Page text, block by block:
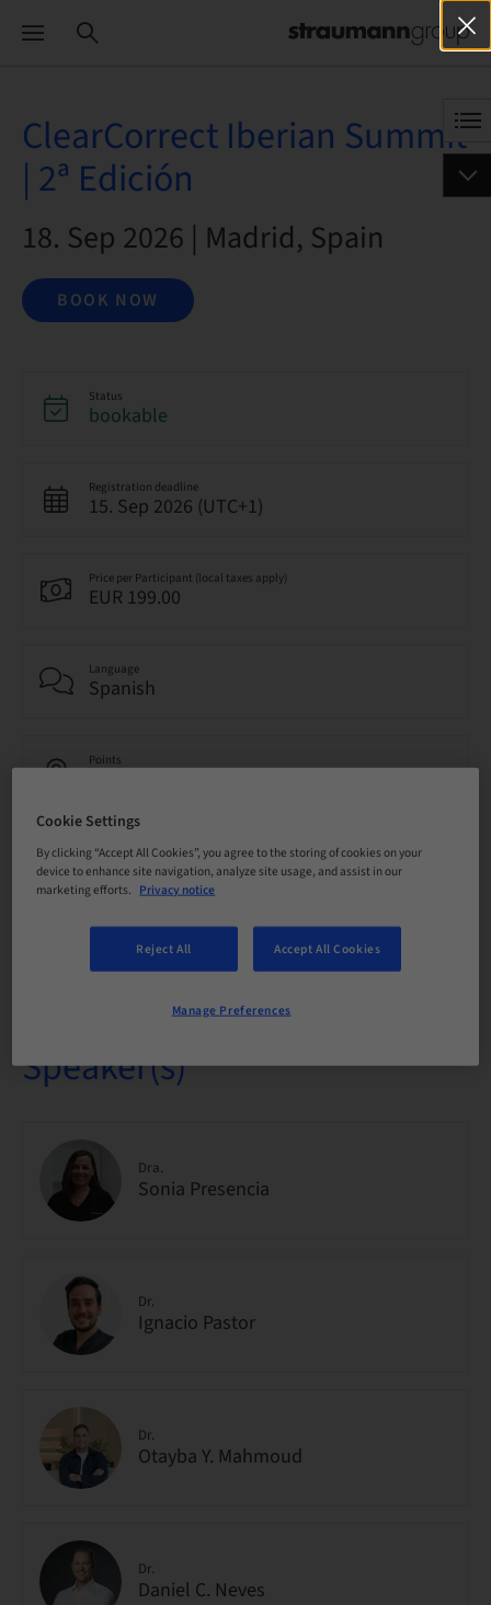
ClearCorrect Iberian Summit
| 2ª Edición
18. Sep 2026 | Madrid, Spain
BOOK NOW
Status
bookable
Registration deadline
15. Sep 2026 (UTC+1)
Price per Participant (local taxes apply)
EUR 199.00
Language
Spanish
Points
Delivery method
Event
National
Speaker(s)
Dra.
Sonia Presencia
Dr.
Ignacio Pastor
Dr.
Otayba Y. Mahmoud
Dr.
Daniel C. Neves
Cookie Settings
By clicking “Accept All Cookies”, you agree to the storing of cookies on your
device to enhance site navigation, analyze site usage, and assist in our
marketing efforts. Privacy notice
Reject All Accept All Cookies
Manage Preferences